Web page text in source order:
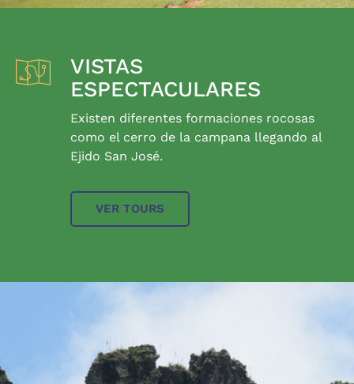
VISTAS
ESPECTACULARES
Existen diferentes formaciones rocosas
como el cerro de la campana llegando al
Ejido San José.
VER TOURS